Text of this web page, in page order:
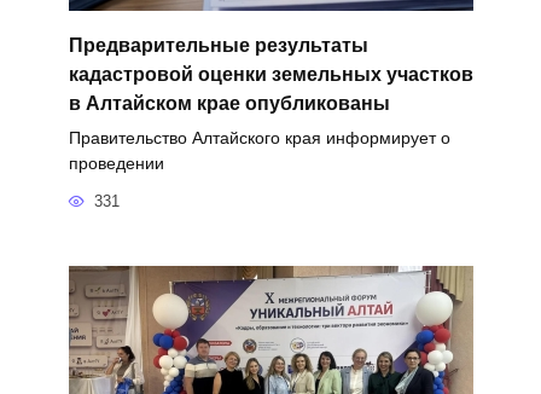
Предварительные результаты
кадастровой оценки земельных участков
в Алтайском крае опубликованы
Правительство Алтайского края информирует о
проведении
331